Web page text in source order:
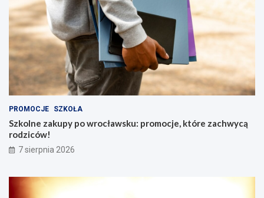
k
i
m
PROMOCJE SZKOŁA
Szkolne zakupy po wrocławsku: promocje, które zachwycą
rodziców!
7 sierpnia 2026